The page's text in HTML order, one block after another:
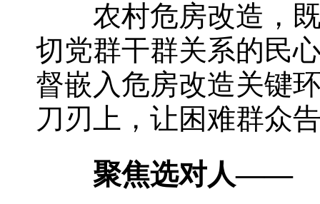
农村危房改造，既
切党群干群关系的民
督嵌入危房改造关键
刀刃上，让困难群众
聚焦选对人——